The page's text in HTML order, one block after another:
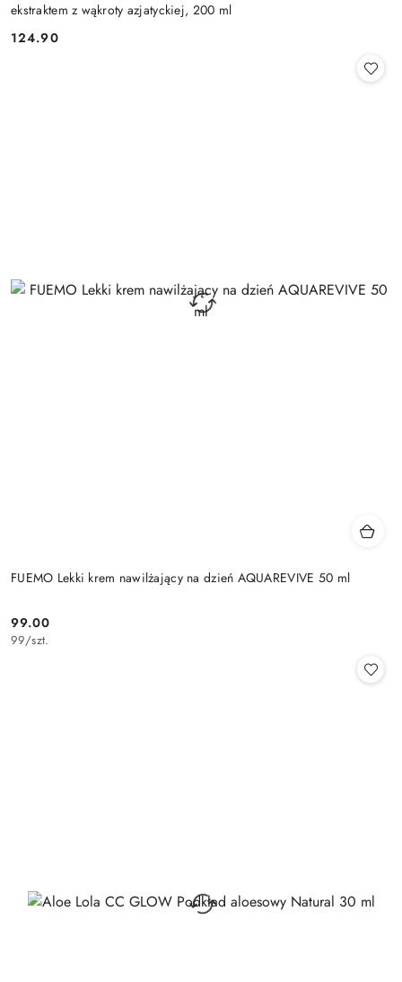
ekstraktem z wąkroty azjatyckiej, 200 ml
Cena:
124.90
FUEMO Lekki krem nawilżający na dzień AQUAREVIVE 50 ml
Cena:
99.00
99/szt.